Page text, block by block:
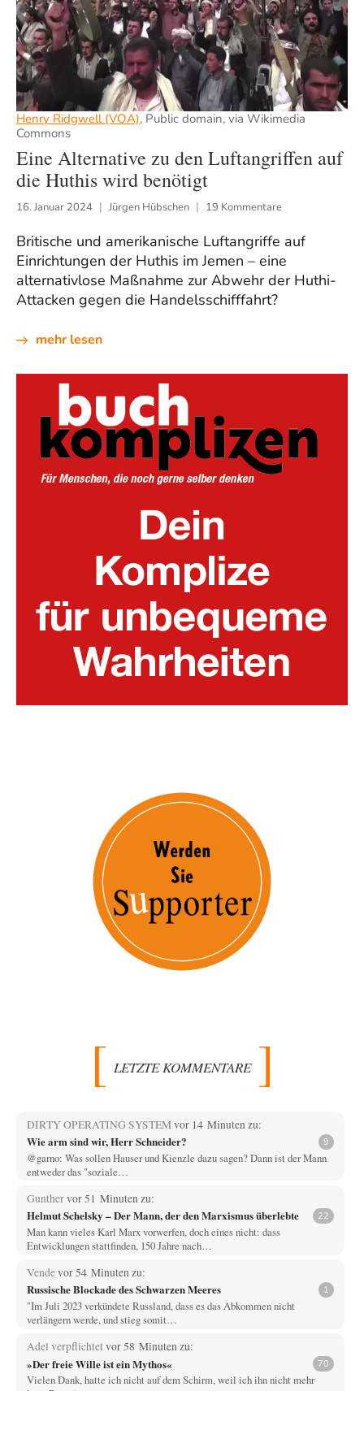
Henry Ridgwell (VOA), Public domain, via Wikimedia
Commons
Eine Alternative zu den Luftangriffen auf
die Huthis wird benötigt
16. Januar 2024 Jürgen Hübschen 19 Kommentare
Britische und amerikanische Luftangriffe auf
Einrichtungen der Huthis im Jemen – eine
alternativlose Maßnahme zur Abwehr der Huthi-
Attacken gegen die Handelsschifffahrt?
mehr lesen
LETZTE KOMMENTARE
DIRTY OPERATING SYSTEMvor 14 Minuten zu:
Wie arm sind wir, Herr Schneider? 9
@garno: Was sollen Hauser und Kienzle dazu sagen? Dann ist der Mann
entweder das "soziale…
Gunthervor 51 Minuten zu:
Helmut Schelsky – Der Mann, der den Marxismus überlebte 22
Man kann vieles Karl Marx vorwerfen, doch eines nicht: dass
Entwicklungen stattfinden, 150 Jahre nach…
Vendevor 54 Minuten zu:
Russische Blockade des Schwarzen Meeres 1
"Im Juli 2023 verkündete Russland, dass es das Abkommen nicht
verlängern werde, und stieg somit…
Adel verpflichtetvor 58 Minuten zu:
»Der freie Wille ist ein Mythos« 70
Vielen Dank, hatte ich nicht auf dem Schirm, weil ich ihn nicht mehr
lese. Beweist…